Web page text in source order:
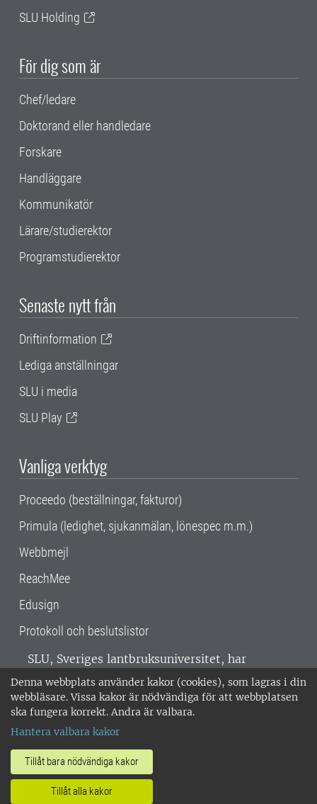
Denna webbplats använder kakor (cookies), som lagras i din
webbläsare. Vissa kakor är nödvändiga för att webbplatsen
ska fungera korrekt. Andra är valbara.
Hantera valbara kakor
Tillåt bara nödvändiga kakor
Tillåt alla kakor
SLU Holding
För dig som är
Chef/ledare
Doktorand eller handledare
Forskare
Handläggare
Kommunikatör
Lärare/studierektor
Programstudierektor
Senaste nytt från
Driftinformation
Lediga anställningar
SLU i media
SLU Play
Vanliga verktyg
Proceedo (beställningar, fakturor)
Primula (ledighet, sjukanmälan, lönespec m.m.)
Webbmejl
ReachMee
Edusign
Protokoll och beslutslistor
SLU, Sveriges lantbruksuniversitet, har
verksamhet över hela Sverige. Huvudorter är
Alnarp, Uppsala och Umeå.SLU är
miljöcertifierat enligt ISO 14001. •
018-67 10 00 • Org nr: 202100-2817 •
Om SLU:s webbplatser
•Hantera kakor•Behandling av
personuppgifter